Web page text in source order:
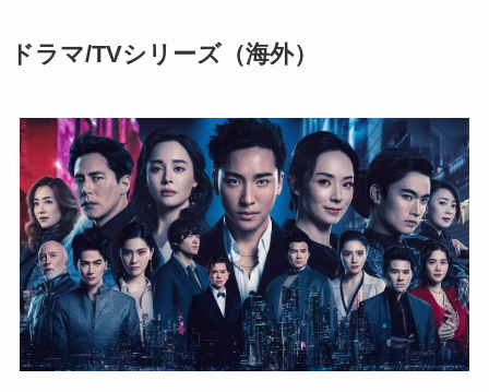
ドラマ/TVシリーズ（海外）